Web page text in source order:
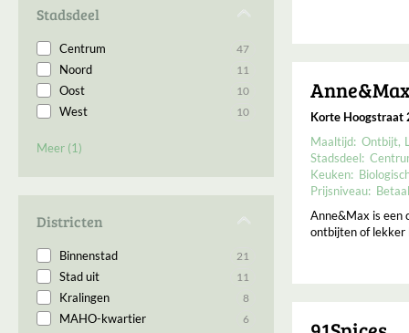
Willemstad 1
Stadsdeel
Meer (1)
Centrum 47
Noord 11
Oost 10
West 10
Districten
Binnenstad 21
Stad uit 11
Kralingen 8
MAHO-kwartier 6
Korte Hoogstraat
Maaltijd: Ontbijt
Stadsdeel:
Keuken:
Prijsniveau:
Anne&Max is een
ontbijten of lekker